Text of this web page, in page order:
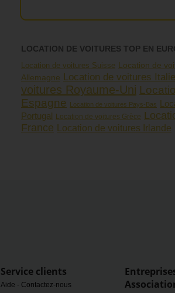
LOCATION DE VOITURES TOP EN
Location de voitures Suisse Location de
Allemagne Location de voitures Italie
voitures Royaume-Uni
Espagne Location de voitures Pays-Bas
Portugal Location de voitures Grèce
France
Location de voitures Irlande
Service clients
Aide - Contactez-nous